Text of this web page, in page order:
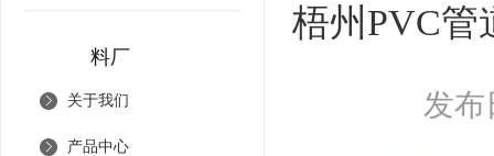
料厂
关于我们
产品中心
梧州PVC管
发布